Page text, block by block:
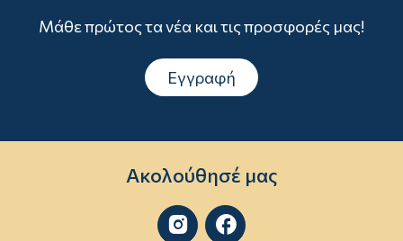
Μάθε πρώτος τα νέα και τις προσφορές μας!
Εγγραφή
Ακολούθησέ μας
 